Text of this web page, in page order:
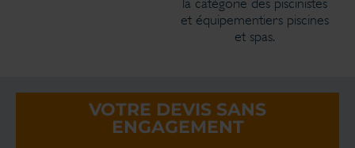
la catégorie des piscinistes
et équipementiers piscines
et spas.
VOTRE DEVIS SANS
ENGAGEMENT